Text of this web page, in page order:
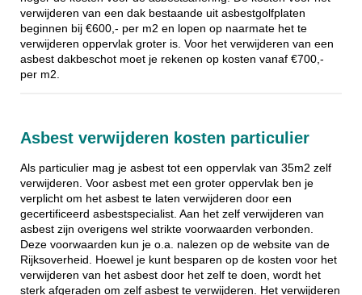
verwijderen van een dak bestaande uit asbestgolfplaten
beginnen bij €600,- per m2 en lopen op naarmate het te
verwijderen oppervlak groter is. Voor het verwijderen van een
asbest dakbeschot moet je rekenen op kosten vanaf €700,-
per m2.
Asbest verwijderen kosten particulier
Als particulier mag je asbest tot een oppervlak van 35m2 zelf
verwijderen. Voor asbest met een groter oppervlak ben je
verplicht om het asbest te laten verwijderen door een
gecertificeerd asbestspecialist. Aan het zelf verwijderen van
asbest zijn overigens wel strikte voorwaarden verbonden.
Deze voorwaarden kun je o.a. nalezen op de website van de
Rijksoverheid. Hoewel je kunt besparen op de kosten voor het
verwijderen van het asbest door het zelf te doen, wordt het
sterk afgeraden om zelf asbest te verwijderen. Het verwijderen